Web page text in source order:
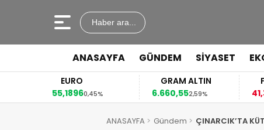
Haber ara...
ANASAYFA GÜNDEM SİYASET
EURO
55,18960,45%
GRAM ALTIN
6.660,552,59%
ANASAYFA Gündem ÇINARCIK’TA